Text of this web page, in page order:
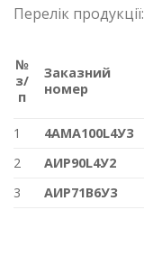
Перелік продукції:
№
з/
п
Заказний
номер
1 4АМА100L4У3
2
АИР90L4У2
3
АИР71В6У3